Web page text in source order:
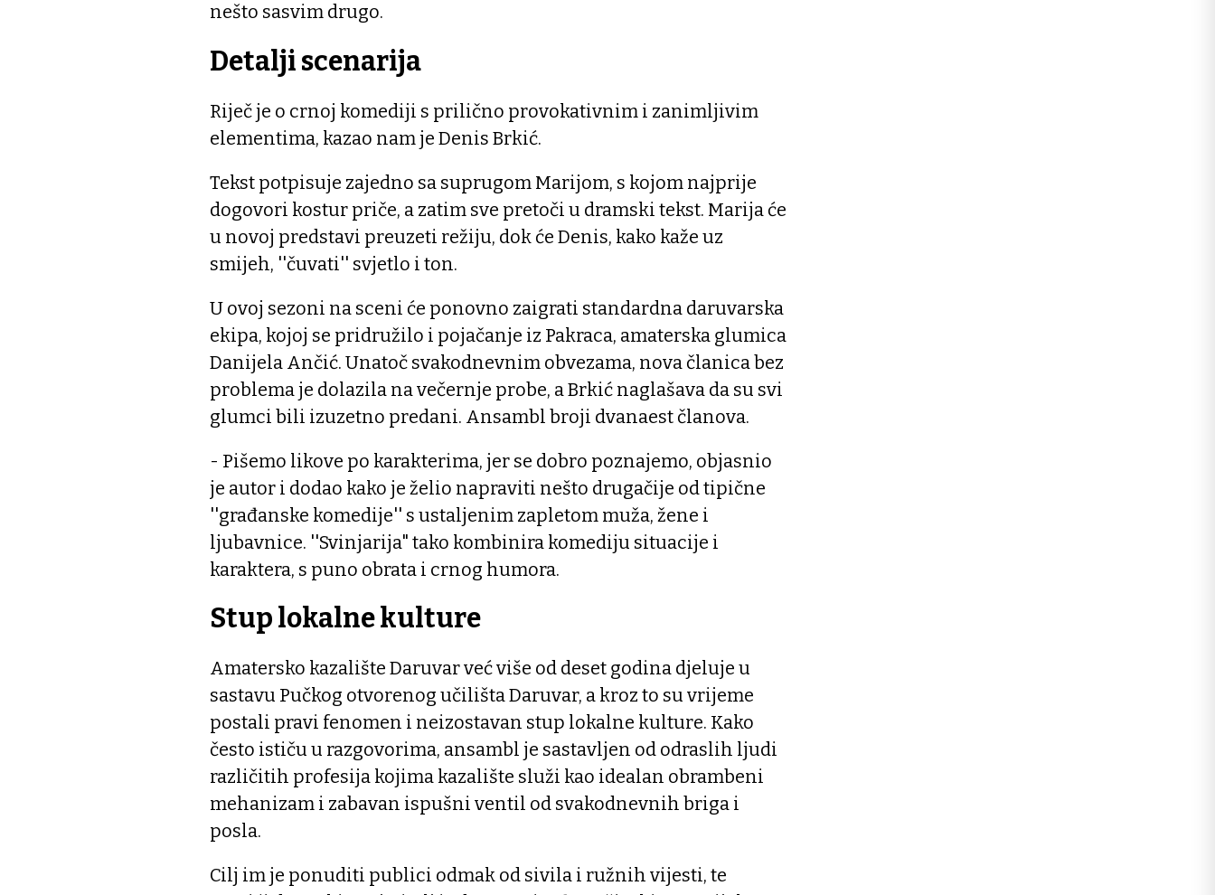
nešto sasvim drugo.
Detalji scenarija
Riječ je o crnoj komediji s prilično provokativnim i zanimljivim
elementima, kazao nam je Denis Brkić.
Tekst potpisuje zajedno sa suprugom Marijom, s kojom najprije
dogovori kostur priče, a zatim sve pretoči u dramski tekst. Marija će
u novoj predstavi preuzeti režiju, dok će Denis, kako kaže uz
smijeh, ''čuvati'' svjetlo i ton.
U ovoj sezoni na sceni će ponovno zaigrati standardna daruvarska
ekipa, kojoj se pridružilo i pojačanje iz Pakraca, amaterska glumica
Danijela Ančić. Unatoč svakodnevnim obvezama, nova članica bez
problema je dolazila na večernje probe, a Brkić naglašava da su svi
glumci bili izuzetno predani. Ansambl broji dvanaest članova.
- Pišemo likove po karakterima, jer se dobro poznajemo, objasnio
je autor i dodao kako je želio napraviti nešto drugačije od tipične
''građanske komedije'' s ustaljenim zapletom muža, žene i
ljubavnice. ''Svinjarija" tako kombinira komediju situacije i
karaktera, s puno obrata i crnog humora.
Stup lokalne kulture
Amatersko kazalište Daruvar već više od deset godina djeluje u
sastavu Pučkog otvorenog učilišta Daruvar, a kroz to su vrijeme
postali pravi fenomen i neizostavan stup lokalne kulture. Kako
često ističu u razgovorima, ansambl je sastavljen od odraslih ljudi
različitih profesija kojima kazalište služi kao idealan obrambeni
mehanizam i zabavan ispušni ventil od svakodnevnih briga i
posla.
Cilj im je ponuditi publici odmak od sivila i ružnih vijesti, te